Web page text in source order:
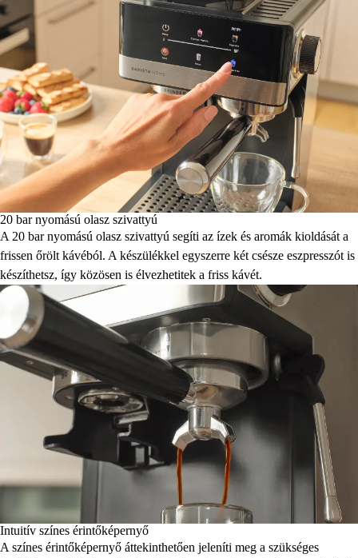
20 bar nyomású olasz szivattyú
A 20 bar nyomású olasz szivattyú segíti az ízek és aromák kioldását a
frissen őrölt kávéból. A készülékkel egyszerre két csésze eszpresszót is
készíthetsz, így közösen is élvezhetitek a friss kávét.
Intuitív színes érintőképernyő
A színes érintőképernyő áttekinthetően jeleníti meg a szükséges